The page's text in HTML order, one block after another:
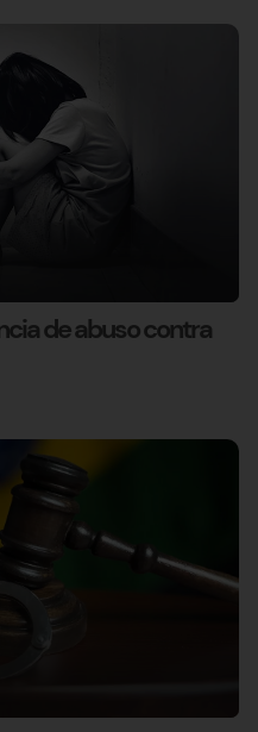
de abuso contra